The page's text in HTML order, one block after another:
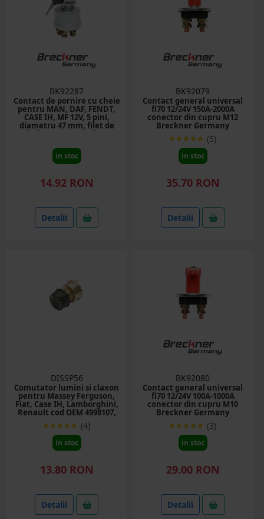
BK92287
Contact de pornire cu cheie
pentru MAN, DAF, FENDT,
CASE IH, MF 12V, 5 pini,
diametru 47 mm, filet de
prindere 21mm, cod OEM
X830315001, 794283R91,
655690302, 2998811M1
in stoc
14.92 RON
Detalii
BK92079
Contact general universal
fi70 12/24V 150A-2000A
conector din cupru M12
Breckner Germany
(5)
in stoc
35.70 RON
Detalii
DISSP56
Comutator lumini si claxon
pentru Massey Ferguson,
Fiat, Case IH, Lamborghini,
Renault cod OEM 4998107,
5086829, 5118433, 5125958,
5132021, 72093881, 9998786
2.7409, 5 pini
(4)
in stoc
13.80 RON
Detalii
BK92080
Contact general universal
fi70 12/24V 100A-1000A
conector din cupru M10
Breckner Germany
(3)
in stoc
29.00 RON
Detalii